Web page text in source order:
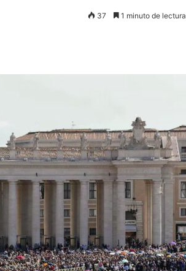
37 1 minuto de lectura